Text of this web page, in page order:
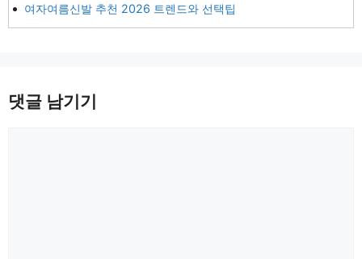
여자여름신발 추천 2026 트렌드와 선택팁
댓글 남기기